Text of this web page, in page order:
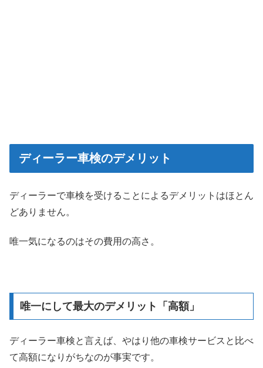
ディーラー車検のデメリット
ディーラーで車検を受けることによるデメリットはほとん
どありません。
唯一気になるのはその費用の高さ。
唯一にして最大のデメリット「高額」
ディーラー車検と言えば、やはり他の車検サービスと比べ
て高額になりがちなのが事実です。